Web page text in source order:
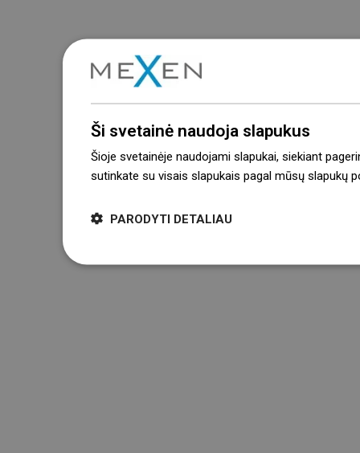
Ši svetainė naudoja slapukus
Šioje svetainėje naudojami slapukai, siekiant
sutinkate su visais slapukais pagal mūsų slapukų
PARODYTI DETALIAU